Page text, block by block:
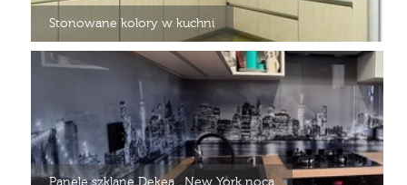
Stonowane kolory w kuchni
Panele szklane Dekea_ New York nocą